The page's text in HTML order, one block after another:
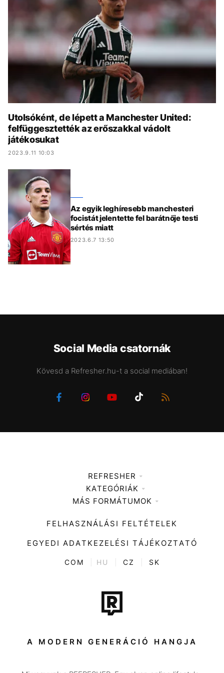
KÖZÉLET UTAZÁS
ÉLETMÓD DESIGN
BESZÉLGETÉSEK ARCOK
VIDEÓ TÖRTÉNETEK
GASZTRO
Utolsóként, de lépett a Manchester United:
felfüggesztették az erőszakkal vádolt
játékosukat
2023.9.11 10:03
Az egyik leghíresebb manchesteri
focistát jelentette fel barátnője testi
sértés miatt
2023.6.7 13:50
Social Media csatornák
Kövesd a Refresher.hu-t a social mediában!
REFRESHER
Médiaajánlat
KATEGÓRIÁK
Zene
Divat
Kultúra
ENTR
Tech-Tudomány
Sport
Társadalom
MÁS FORMÁTUMOK
FELHASZNÁLÁSI FELTÉTELEK
EGYEDI ADATKEZELÉSI TÁJÉKOZTATÓ
COM HU CZ SK
A MODERN GENERÁCIÓ HANGJA